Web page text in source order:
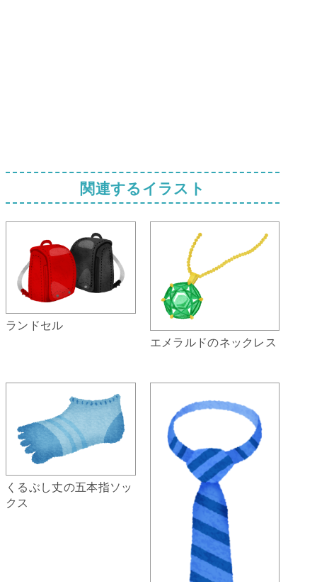
関連するイラスト
ランドセル
エメラルドのネックレス
くるぶし丈の五本指ソッ
クス